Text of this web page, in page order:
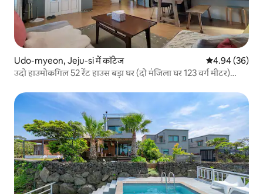
Udo-myeon, Jeju-si में कॉटेज औसत रेटिंग 5 में
4.94 (36)
उदो हाउमोकगिल 52 रेंट हाउस बड़ा घर (दो मंजिला घर 123 वर्ग मीटर)